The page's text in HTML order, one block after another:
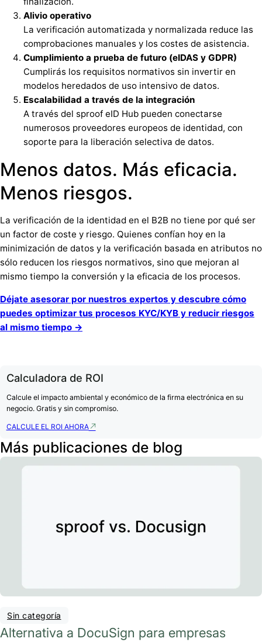
Alivio operativo
La verificación automatizada y normalizada reduce las
comprobaciones manuales y los costes de asistencia.
Cumplimiento a prueba de futuro (eIDAS y GDPR)
Cumplirás los requisitos normativos sin invertir en
modelos heredados de uso intensivo de datos.
Escalabilidad a través de la integración
A través del sproof eID Hub pueden conectarse
numerosos proveedores europeos de identidad, con
soporte para la liberación selectiva de datos.
Menos datos. Más eficacia.
Menos riesgos.
La verificación de la identidad en el B2B no tiene por qué ser
un factor de coste y riesgo. Quienes confían hoy en la
minimización de datos y la verificación basada en atributos no
sólo reducen los riesgos normativos, sino que mejoran al
mismo tiempo la conversión y la eficacia de los procesos.
Déjate asesorar por nuestros expertos y descubre cómo
puedes optimizar tus procesos KYC/KYB y reducir riesgos
al mismo tiempo →
Calculadora de ROI
Calcule el impacto ambiental y económico de la firma electrónica en su
negocio. Gratis y sin compromiso.
CALCULE EL ROI AHORA
Más publicaciones de blog
Sin categoría
Alternativa a DocuSign para empresas